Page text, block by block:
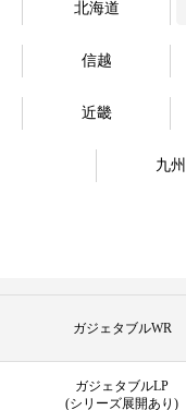
北海道
信越
近畿
九州
ガジェタブルWR
ガジェタブルLP
(シリーズ展開あり)